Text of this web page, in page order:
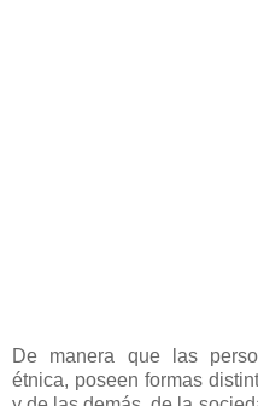
De manera que las
étnica, poseen formas